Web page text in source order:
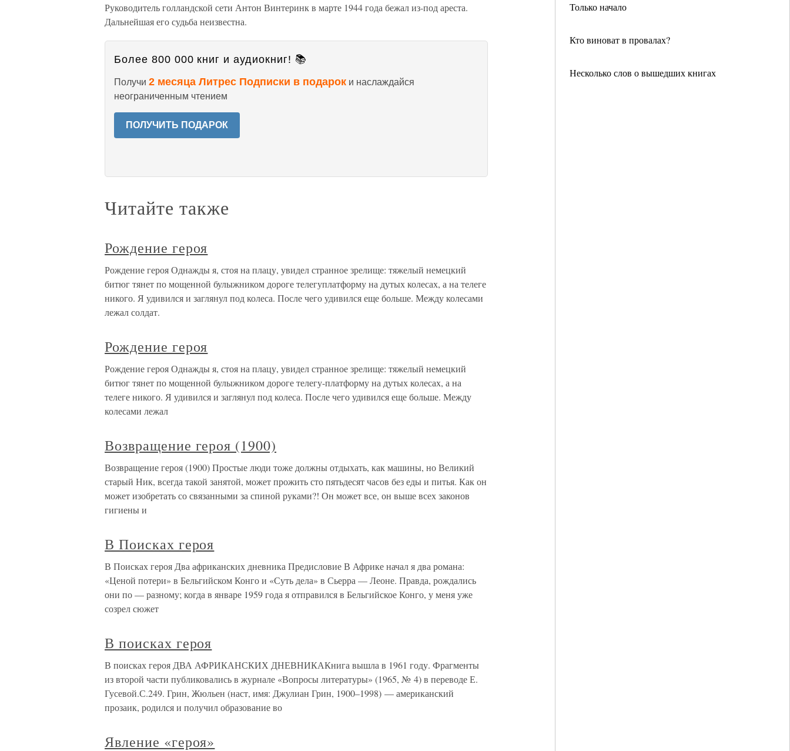
Только начало
Кто виноват в провалах?
Несколько слов о вышедших книгах
Руководитель голландской сети Антон Винтеринк в марте 1944 года бежал из-под ареста.
Дальнейшая его судьба неизвестна.
Более 800 000 книг и аудиокниг! 📚
Получи 2 месяца Литрес Подписки в подарок и наслаждайся
неограниченным чтением
ПОЛУЧИТЬ ПОДАРОК
Читайте также
Рождение героя
Рождение героя Однажды я, стоя на плацу, увидел странное зрелище: тяжелый немецкий
битюг тянет по мощенной булыжником дороге телегуплатформу на дутых колесах, а на телеге
никого. Я удивился и заглянул под колеса. После чего удивился еще больше. Между колесами
лежал солдат.
Рождение героя
Рождение героя Однажды я, стоя на плацу, увидел странное зрелище: тяжелый немецкий
битюг тянет по мощенной булыжником дороге телегу-платформу на дутых колесах, а на
телеге никого. Я удивился и заглянул под колеса. После чего удивился еще больше. Между
колесами лежал
Возвращение героя (1900)
Возвращение героя (1900) Простые люди тоже должны отдыхать, как машины, но Великий
старый Ник, всегда такой занятой, может прожить сто пятьдесят часов без еды и питья. Как он
может изобретать со связанными за спиной руками?! Он может все, он выше всех законов
гигиены и
В Поисках героя
В Поисках героя Два африканских дневника Предисловие В Африке начал я два романа:
«Ценой потери» в Бельгийском Конго и «Суть дела» в Сьерра — Леоне. Правда, рождались
они по — разному; когда в январе 1959 года я отправился в Бельгийское Конго, у меня уже
созрел сюжет
В поисках героя
В поисках героя ДВА АФРИКАНСКИХ ДНЕВНИКАКнига вышла в 1961 году. Фрагменты
из второй части публиковались в журнале «Вопросы литературы» (1965, № 4) в переводе Е.
Гусевой.С.249. Грин, Жюльен (наст, имя: Джулиан Грин, 1900–1998) — американский
прозаик, родился и получил образование во
Явление «героя»